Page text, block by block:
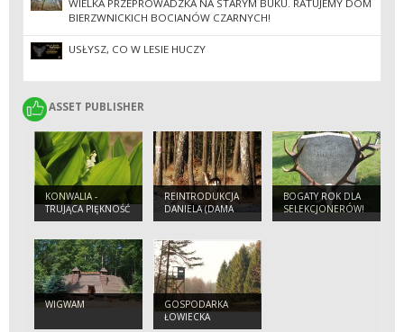
WIELKA PRZEPROWADZKA NA STARYM BUKU. RATUJEMY DOM
BIERZWNICKICH BOCIANÓW CZARNYCH!
USŁYSZ, CO W LESIE HUCZY
ASSET PUBLISHER
ASSET PUBLISHER
KONWALIA -
TRUJĄCA PIĘKNOŚĆ
POD OCHRONĄ.
REINTRODUKCJA
DANIELA (DAMA
DAMA) W
BIERZWNIK
BOGATY ROK DLA
SELEKCJONERÓW!
WIGWAM
GOSPODARKA
ŁOWIECKA